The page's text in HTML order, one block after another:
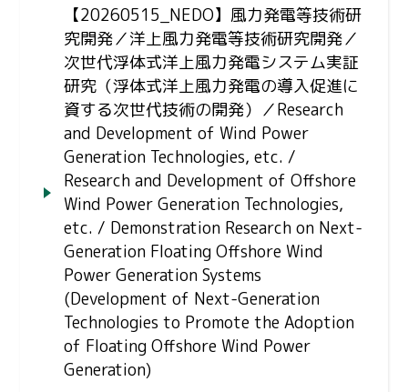
【20260515_NEDO】風力発電等技術研
究開発／洋上風力発電等技術研究開発／
次世代浮体式洋上風力発電システム実証
研究（浮体式洋上風力発電の導入促進に
資する次世代技術の開発）／Research
and Development of Wind Power
Generation Technologies, etc. /
Research and Development of Offshore
Wind Power Generation Technologies,
etc. / Demonstration Research on Next-
Generation Floating Offshore Wind
Power Generation Systems
(Development of Next-Generation
Technologies to Promote the Adoption
of Floating Offshore Wind Power
Generation)